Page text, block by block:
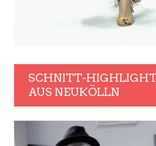
SCHNITT-HIGHLIGHT
AUS NEUKÖLLN